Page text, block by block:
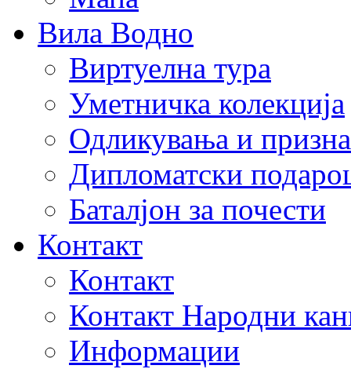
Вила Водно
Виртуелна тура
Уметничка колекција
Одликувања и
Дипломатски
Баталјон за почести
Контакт
Контакт
Контакт Народни
Информации